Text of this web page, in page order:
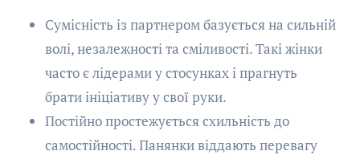
Сумісність із партнером базується на сильній
волі, незалежності та сміливості. Такі жінки
часто є лідерами у стосунках і прагнуть
брати ініціативу у свої руки.
Постійно простежується схильність до
самостійності. Панянки віддають перевагу